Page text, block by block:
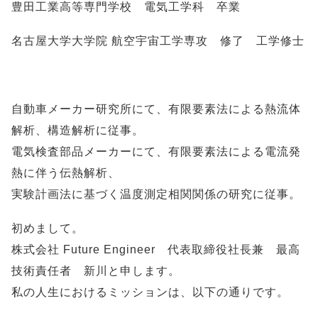
豊田工業高等専門学校 電気工学科 卒業
名古屋大学大学院 航空宇宙工学専攻 修了 工学修士
自動車メーカー研究所にて、有限要素法による熱流体
解析、構造解析に従事。
電気検査部品メーカーにて、有限要素法による電流発
熱に伴う伝熱解析、
実験計画法に基づく温度測定相関関係の研究に従事。
初めまして。
株式会社 Future Engineer 代表取締役社長兼 最高
技術責任者 新川と申します。
私の人生におけるミッションは、以下の通りです。